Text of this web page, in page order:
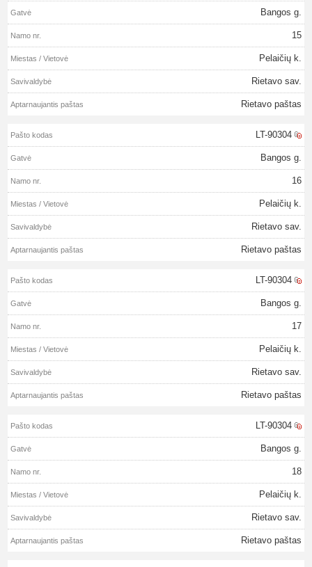
Bangos g.
15
Pelaičių k.
Rietavo sav.
Rietavo paštas
LT-90304
Bangos g.
16
Pelaičių k.
Rietavo sav.
Rietavo paštas
LT-90304
Bangos g.
17
Pelaičių k.
Rietavo sav.
Rietavo paštas
LT-90304
Bangos g.
18
Pelaičių k.
Rietavo sav.
Rietavo paštas